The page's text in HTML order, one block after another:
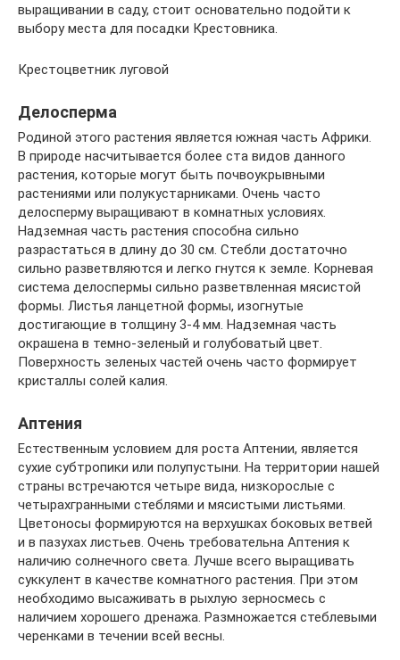
выращивании в саду, стоит основательно подойти к
выбору места для посадки Крестовника.
Крестоцветник луговой
Делосперма
Родиной этого растения является южная часть Африки.
В природе насчитывается более ста видов данного
растения, которые могут быть почвоукрывными
растениями или полукустарниками. Очень часто
делосперму выращивают в комнатных условиях.
Надземная часть растения способна сильно
разрастаться в длину до 30 см. Стебли достаточно
сильно разветвляются и легко гнутся к земле. Корневая
система делоспермы сильно разветвленная мясистой
формы. Листья ланцетной формы, изогнутые
достигающие в толщину 3-4 мм. Надземная часть
окрашена в темно-зеленый и голубоватый цвет.
Поверхность зеленых частей очень часто формирует
кристаллы солей калия.
Аптения
Естественным условием для роста Аптении, является
сухие субтропики или полупустыни. На территории нашей
страны встречаются четыре вида, низкорослые с
четырахгранными стеблями и мясистыми листьями.
Цветоносы формируются на верхушках боковых ветвей
и в пазухах листьев. Очень требовательна Аптения к
наличию солнечного света. Лучше всего выращивать
суккулент в качестве комнатного растения. При этом
необходимо высаживать в рыхлую зерносмесь с
наличием хорошего дренажа. Размножается стеблевыми
черенками в течении всей весны.